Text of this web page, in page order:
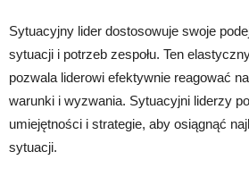
Sytuacyjny lider dostosowuje swoje
sytuacji i potrzeb zespołu. Ten
pozwala liderowi efektywnie reagować
warunki i wyzwania. Sytuacyjni liderzy
umiejętności i strategie, aby osiągnąć
sytuacji.